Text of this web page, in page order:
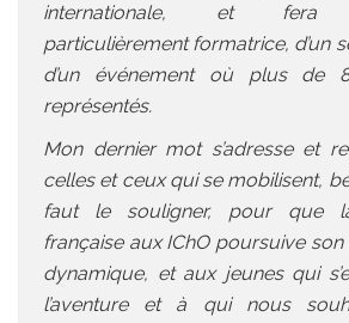
internationale, et fera
particulièrement formatrice, d’un
d’un événement où plus de
représentés.
Mon dernier mot s’adresse et
celles et ceux qui se mobilisent,
faut le souligner, pour que
française aux IChO poursuive
dynamique, et aux jeunes qui
l’aventure et à qui nous